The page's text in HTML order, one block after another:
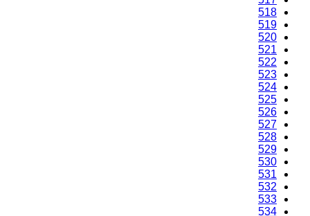
518
519
520
521
522
523
524
525
526
527
528
529
530
531
532
533
534